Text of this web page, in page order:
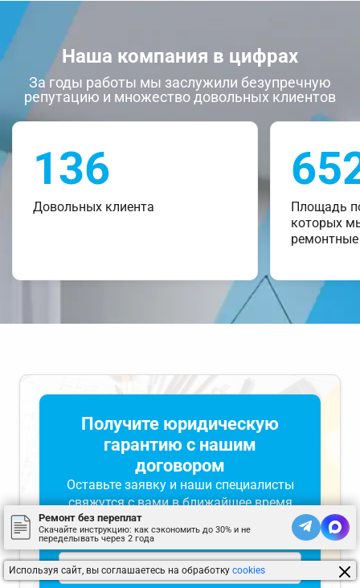
Наша компания в цифрах
За годы работы мы заслужили безупречную
репутацию и множество довольных клиентов
136
Довольных клиента
Площадь
которых
Получите юридическую
гарантию с нашим
договором
Оставьте заявку и наши специалисты
свяжутся с вами в ближайшее время
Ремонт без переплат
Скачайте инструкцию: как сэкономить до 30% и не
переделывать через 2 года
Используя сайт, вы соглашаетесь на обработку cookies